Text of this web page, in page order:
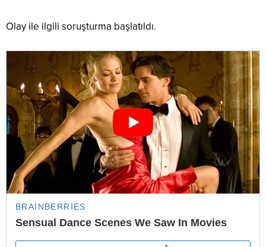
Olay ile ilgili soruşturma başlatıldı.